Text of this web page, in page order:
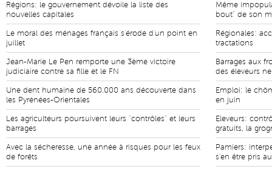
Régions: le gouvernement dévoile la liste des
nouvelles capitales
Le moral des ménages français s'érode d'un point en
juillet
Jean-Marie Le Pen remporte une 3ème victoire
judiciaire contre sa fille et le FN
Une dent humaine de 560.000 ans découverte dans
les Pyrénées-Orientales
Les agriculteurs poursuivent leurs "contrôles" et leurs
barrages
Avec la sécheresse, une année à risques pour les feux
de forêts
Même
bout" de son
Régionales:
tractations
Barrages aux
des éleveurs
Emploi: le
en juin
Eleveurs:
gratuits, la
Pamiers:
s'en être pris